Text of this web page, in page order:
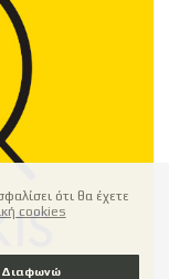
ότι θα έχετε
cookies
Διαφωνώ